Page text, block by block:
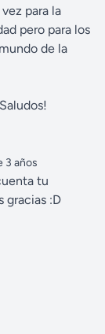
para la
pero para los
de la
3 años
tu
gracias :D